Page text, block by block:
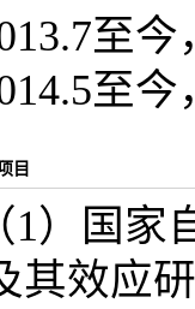
至
至
目
1）国
其效应